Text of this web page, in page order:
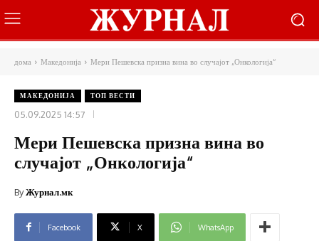
дома Македонија Мери Пешевска призна вина во случајот „Онкологија“
МАКЕДОНИЈА ТОП ВЕСТИ
05.09.2025 14:57
Мери Пешевска призна вина во
случајот „Онкологија“
ByЖурнал.мк
Facebook X WhatsApp